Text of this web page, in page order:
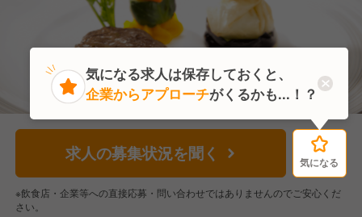
求人の募集状況を聞く 気になる
※飲食店・企業等への直接応募・問い合わせではありませんのでご安心くだ
さい。
気になる
気になる求人は保存しておくと、
企業からアプローチがくるかも...！？